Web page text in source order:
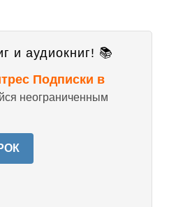
и аудиокниг! 📚
Подписки в
неограниченным